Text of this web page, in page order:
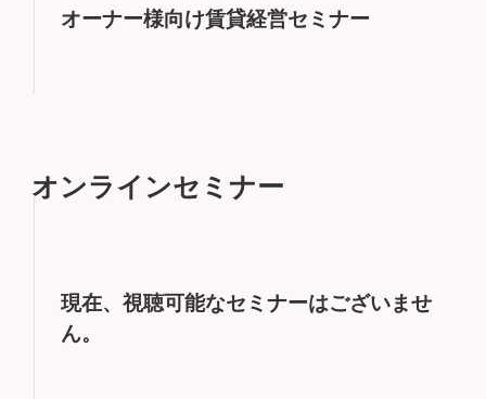
オーナー様向け賃貸経営セミナー
オンラインセミナー
現在、視聴可能なセミナーはございませ
ん。